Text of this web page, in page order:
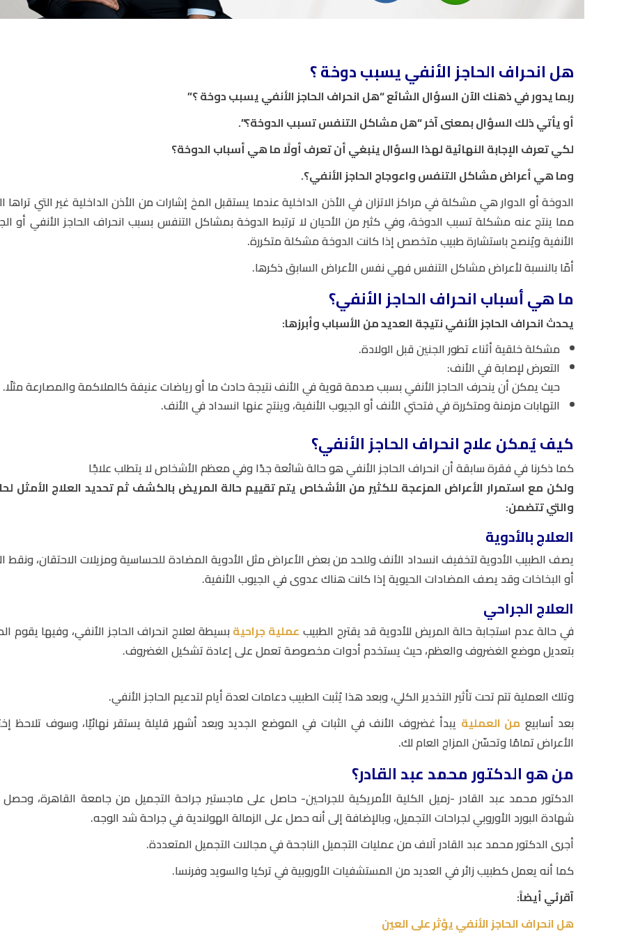
هل انحراف الحاجز الأنفي يسبب دوخة ؟
ربما يدور في ذهنك الآن السؤال الشائع “هل انحراف الحاجز الأنفي يسبب دوخة ؟”
أو يأتي ذلك السؤال بمعنى آخر “هل مشاكل التنفس تسبب الدوخة؟”.
لكي تعرف الإجابة النهائية لهذا السؤال ينبغي أن تعرف أولًا ما هي أسباب الدوخة؟
وما هي أعراض مشاكل التنفس واعوجاج الحاجز الأنفي؟.
الدوخة أو الدوار هي مشكلة في مراكز الاتزان في الأذن الداخلية عندما يستقبل المخ إشارات من الأذن الداخلية غير التي تراها
مما ينتج عنه مشكلة تسبب الدوخة، وفي كثير من الأحيان لا ترتبط الدوخة بمشاكل التنفس بسبب انحراف الحاجز الأنفي أو
الأنفية ويُنصح باستشارة طبيب متخصص إذا كانت الدوخة مشكلة متكررة.
أمّا بالنسبة لأعراض مشاكل التنفس فهي نفس الأعراض السابق ذكرها.
ما هي أسباب انحراف الحاجز الأنفي؟
يحدث انحراف الحاجز الأنفي نتيجة العديد من الأسباب وأبرزها:
مشكلة خلقية أثناء تطور الجنين قبل الولادة.
التعرض لإصابة في الأنف:
حيث يمكن أن ينحرف الحاجز الأنفي بسبب صدمة قوية في الأنف نتيجة حادث ما أو رياضات عنيفة كالملاكمة والمصارعة مثلًا.
التهابات مزمنة ومتكررة في فتحتي الأنف أو الجيوب الأنفية، وينتج عنها انسداد في الأنف.
كيف يُمكن علاج انحراف الحاجز الأنفي؟
كما ذكرنا في فقرة سابقة أن انحراف الحاجز الأنفي هو حالة شائعة جدًا وفي معظم الأشخاص لا يتطلب علاجًا
ولكن مع استمرار الأعراض المزعجة للكثير من الأشخاص يتم تقييم حالة المريض بالكشف ثم تحديد العلاج الأمثل
والتي تتضمن:
العلاج بالأدوية
يصف الطبيب الأدوية لتخفيف انسداد الأنف وللحد من بعض الأعراض مثل الأدوية المضادة للحساسية ومزيلات الاحتقان، ونقط
أو البخاخات وقد يصف المضادات الحيوية إذا كانت هناك عدوى في الجيوب الأنفية.
العلاج الجراحي
في حالة عدم استجابة حالة المريض للأدوية قد يقترح الطبيب عملية جراحيةبسيطة لعلاج انحراف الحاجز الأنفي، وفيها يقوم
بتعديل موضع الغضروف والعظم، حيث يستخدم أدوات مخصوصة تعمل على إعادة تشكيل الغضروف.
وتلك العملية تتم تحت تأثير التخدير الكلي، وبعد هذا يُثبت الطبيب دعامات لعدة أيام لتدعيم الحاجز الأنفي.
بعد أسابيع من العملية يبدأ غضروف الأنف في الثبات في الموضع الجديد وبعد أشهر قليلة يستقر نهائيًا، وسوف تلاحظ
الأعراض تمامًا وتحسّن المزاج العام لك.
من هو الدكتور محمد عبد القادر؟
الدكتور محمد عبد القادر -زميل الكلية الأمريكية للجراحين- حاصل على ماجستير جراحة التجميل من جامعة القاهرة،
شهادة البورد الأوروبي لجراحات التجميل، وبالإضافة إلى أنه حصل على الزمالة الهولندية في جراحة شد الوجه.
أجرى الدكتور محمد عبد القادر آلاف من عمليات التجميل الناجحة في مجالات التجميل المتعددة.
كما أنه يعمل كطبيب زائر في العديد من المستشفيات الأوروبية في تركيا والسويد وفرنسا.
آقرئي أيضاً:
هل انحراف الحاجز الأنفي يؤثر على العين